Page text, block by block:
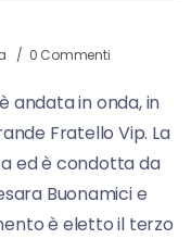
0 Commenti
andata in onda, in
Fratello Vip. La
ed è condotta da
Buonamici e
è eletto il terzo